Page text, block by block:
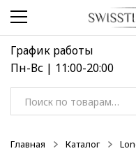
Перейти
навигации
Перейти
содержимому
График работы
Пн-Вс | 11:00-20:00
Искать:
Главная Каталог